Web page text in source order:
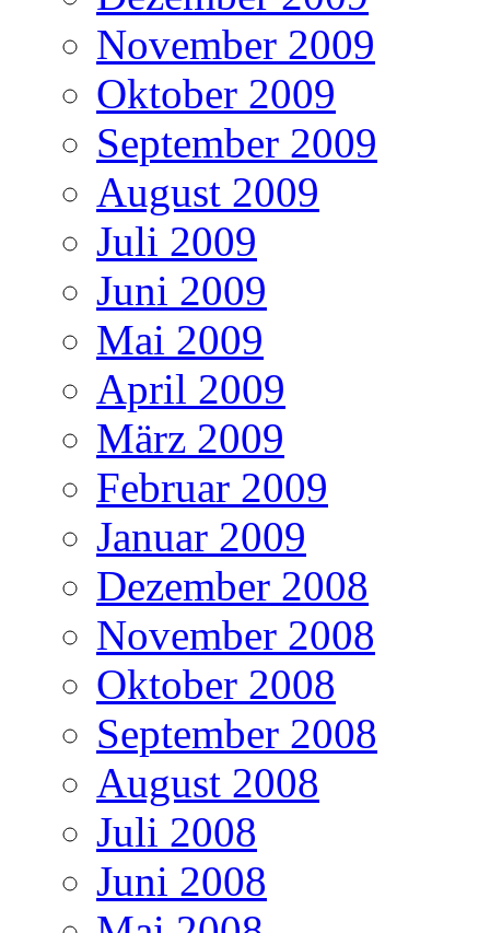
November 2009
Oktober 2009
September 2009
August 2009
Juli 2009
Juni 2009
Mai 2009
April 2009
März 2009
Februar 2009
Januar 2009
Dezember 2008
November 2008
Oktober 2008
September 2008
August 2008
Juli 2008
Juni 2008